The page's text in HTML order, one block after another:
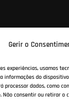
Gerir o
experiências, usamos
informações do
processar dados, como
Não consentir ou retirar o